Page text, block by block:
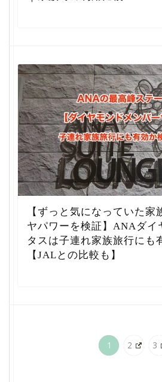
【ずっと気になっていた家
ヤパワーを検証】ANAダイ
タスは子連れ家族旅行にも
【JALとの比較も】
1 2 3